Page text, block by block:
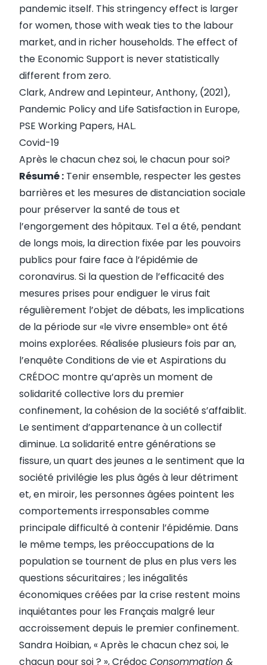
pandemic itself. This stringency effect is larger
for women, those with weak ties to the labour
market, and in richer households. The effect of
the Economic Support is never statistically
different from zero.
Clark, Andrew and Lepinteur, Anthony, (2021),
Pandemic Policy and Life Satisfaction in Europe,
PSE Working Papers, HAL.
Covid-19
Après le chacun chez soi, le chacun pour soi?
Résumé : Tenir ensemble, respecter les gestes
barrières et les mesures de distanciation sociale
pour préserver la santé de tous et
l’engorgement des hôpitaux. Tel a été, pendant
de longs mois, la direction fixée par les pouvoirs
publics pour faire face à l’épidémie de
coronavirus. Si la question de l’efficacité des
mesures prises pour endiguer le virus fait
régulièrement l’objet de débats, les implications
de la période sur «le vivre ensemble» ont été
moins explorées. Réalisée plusieurs fois par an,
l’enquête Conditions de vie et Aspirations du
CRÉDOC montre qu’après un moment de
solidarité collective lors du premier
confinement, la cohésion de la société s’affaiblit.
Le sentiment d’appartenance à un collectif
diminue. La solidarité entre générations se
fissure, un quart des jeunes a le sentiment que la
société privilégie les plus âgés à leur détriment
et, en miroir, les personnes âgées pointent les
comportements irresponsables comme
principale difficulté à contenir l’épidémie. Dans
le même temps, les préoccupations de la
population se tournent de plus en plus vers les
questions sécuritaires ; les inégalités
économiques créées par la crise restent moins
inquiétantes pour les Français malgré leur
accroissement depuis le premier confinement.
Sandra Hoibian, «Après le chacun chez soi, le
chacun pour soi ? », Crédoc Consommation &